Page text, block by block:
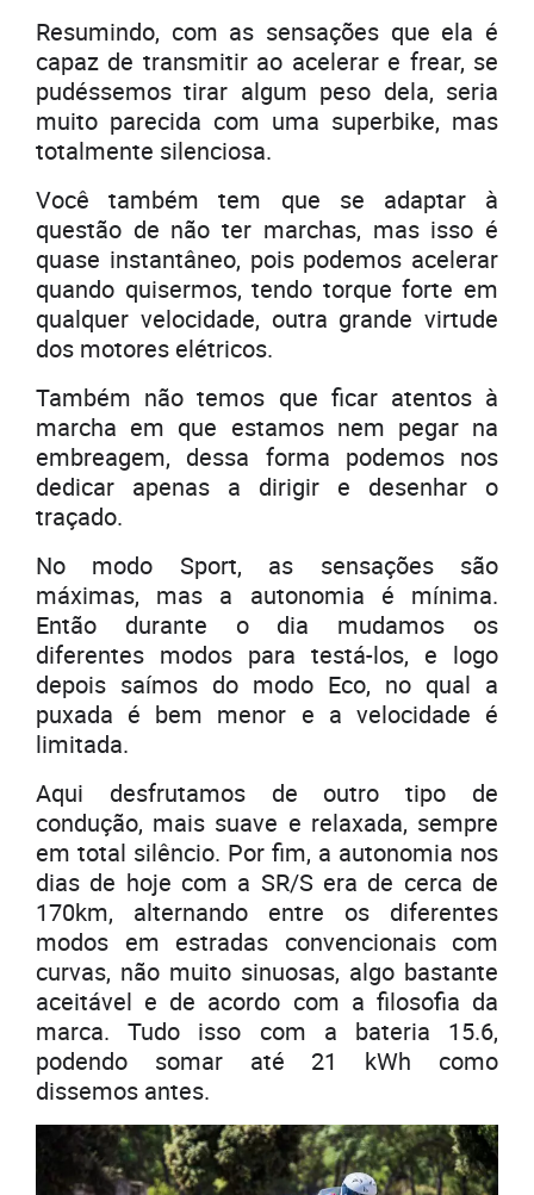
Resumindo, com as sensações que ela é
capaz de transmitir ao acelerar e frear, se
pudéssemos tirar algum peso dela, seria
muito parecida com uma superbike, mas
totalmente silenciosa.
Você também tem que se adaptar à
questão de não ter marchas, mas isso é
quase instantâneo, pois podemos acelerar
quando quisermos, tendo torque forte em
qualquer velocidade, outra grande virtude
dos motores elétricos.
Também não temos que ficar atentos à
marcha em que estamos nem pegar na
embreagem, dessa forma podemos nos
dedicar apenas a dirigir e desenhar o
traçado.
No modo Sport, as sensações são
máximas, mas a autonomia é mínima.
Então durante o dia mudamos os
diferentes modos para testá-los, e logo
depois saímos do modo Eco, no qual a
puxada é bem menor e a velocidade é
limitada.
Aqui desfrutamos de outro tipo de
condução, mais suave e relaxada, sempre
em total silêncio. Por fim, a autonomia nos
dias de hoje com a SR/S era de cerca de
170km, alternando entre os diferentes
modos em estradas convencionais com
curvas, não muito sinuosas, algo bastante
aceitável e de acordo com a filosofia da
marca. Tudo isso com a bateria 15.6,
podendo somar até 21 kWh como
dissemos antes.